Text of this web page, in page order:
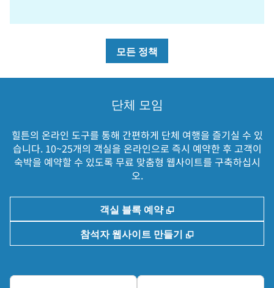
모든 정책
단체 모임
힐튼의 온라인 도구를 통해 간편하게 단체 여행을 즐기실 수 있
습니다. 10~25개의 객실을 온라인으로 즉시 예약한 후 고객이
숙박을 예약할 수 있도록 무료 맞춤형 웹사이트를 구축하십시
오.
객실 블록 예약 ,
참석자 웹사이트 만들기
,